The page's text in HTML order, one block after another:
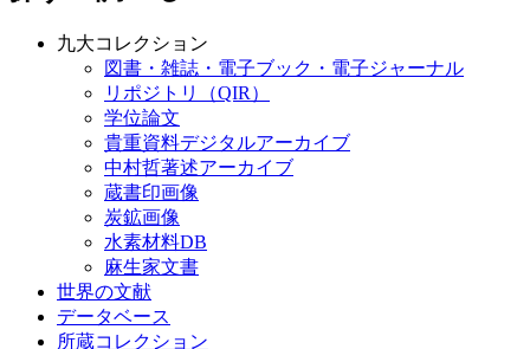
九大コレクション
図書・雑誌・電子ブック・電子ジャーナル
リポジトリ（QIR）
学位論文
貴重資料デジタルアーカイブ
中村哲著述アーカイブ
蔵書印画像
炭鉱画像
水素材料DB
麻生家文書
世界の文献
データベース
所蔵コレクション